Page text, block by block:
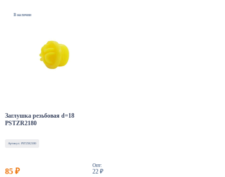
В наличии
Заглушка резьбовая d=18
PSTZR2180
Артикул: PSTZR2180
85 ₽
Опт:
22 ₽